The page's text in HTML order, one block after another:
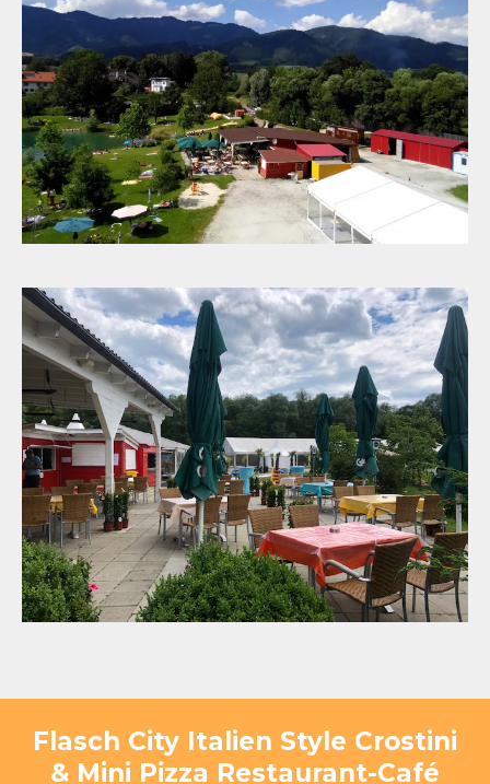
Flasch City Italien Style Crostini
& Mini Pizza Restaurant-Café